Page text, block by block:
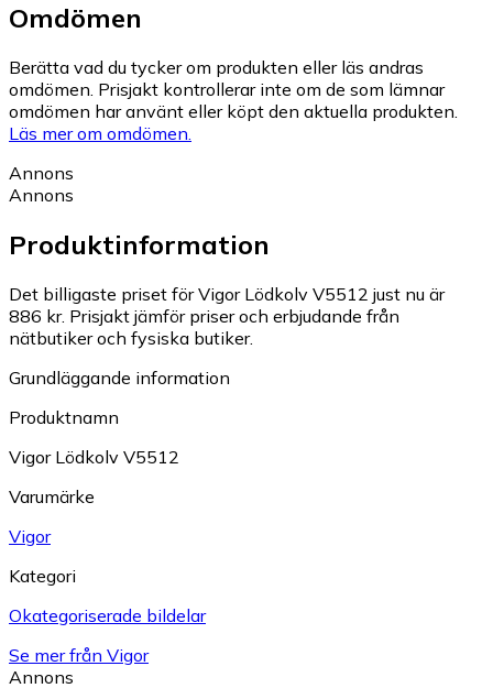
Omdömen
Berätta vad du tycker om produkten eller läs andras
omdömen. Prisjakt kontrollerar inte om de som lämnar
omdömen har använt eller köpt den aktuella produkten.
Läs mer om omdömen.
Annons
Annons
Produktinformation
Det billigaste priset för Vigor Lödkolv V5512 just nu är
886 kr. Prisjakt jämför priser och erbjudande från
nätbutiker och fysiska butiker.
Grundläggande information
Produktnamn
Vigor Lödkolv V5512
Varumärke
Vigor
Kategori
Okategoriserade bildelar
Se mer från Vigor
Annons